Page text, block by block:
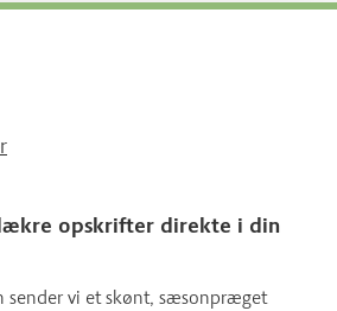
opskrifter direkte i din
sender vi et skønt, sæsonpræget